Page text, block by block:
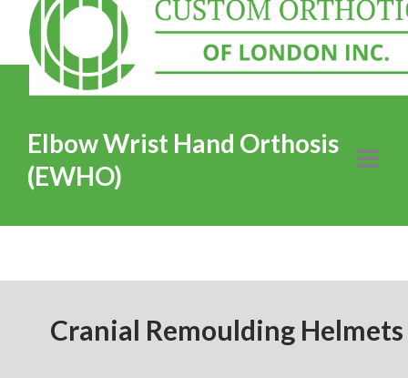
Elbow Wrist Hand Orthosis
(EWHO)
Cranial Remoulding Helmets